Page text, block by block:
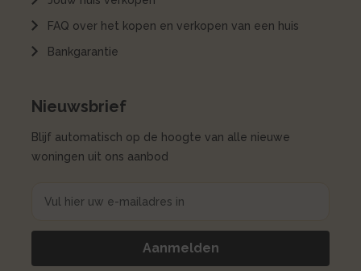
FAQ over het kopen en verkopen van een huis
Bankgarantie
Nieuwsbrief
Blijf automatisch op de hoogte van alle nieuwe
woningen uit ons aanbod